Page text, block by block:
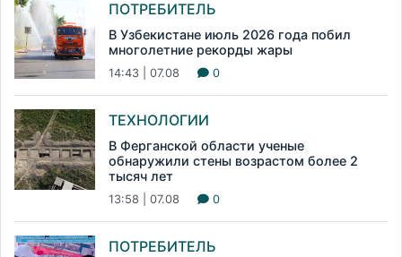
ПОТРЕБИТЕЛЬ
В Узбекистане июль 2026 года побил
многолетние рекорды жары
14:43 | 07.08 0
ТЕХНОЛОГИИ
В Ферганской области ученые
обнаружили стены возрастом более 2
тысяч лет
13:58 | 07.08 0
ПОТРЕБИТЕЛЬ